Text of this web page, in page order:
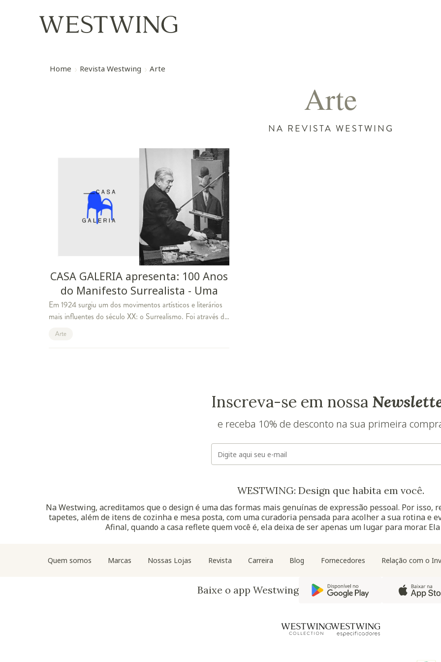
Home Revista Westwing Arte
Arte
NA REVISTA WESTWING
CASA GALERIA apresenta: 100 Anos
do Manifesto Surrealista - Uma
Jornada pelo Sonho e o
Inconsciente
Em 1924 surgiu um dos movimentos artísticos e literários
mais influentes do século XX: o Surrealismo. Foi através do
“Manifesto Surrealista” que o escritor André Breton
Arte
Inscreva-se em nossa
e receba 10% de desconto na sua primeira
WESTWING: Design que habita em você.
Na Westwing, acreditamos que o design é uma das formas mais genuínas de expressão pessoal. Por isso,
tapetes, além de itens de cozinha e mesa posta, com uma curadoria pensada para acolher a sua rotina e
Afinal, quando a casa reflete quem você é, ela deixa de ser apenas um lugar para morar.
Navegação do rodapé
Quem somos Marcas Nossas Lojas Revista Carreira Blog Fornecedores Relação com o
Baixe o app Westwing